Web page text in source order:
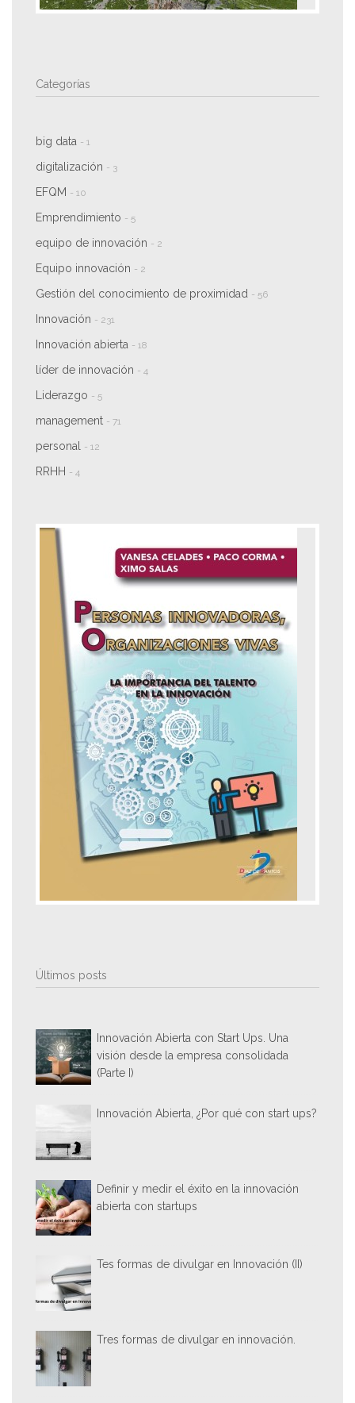
Categorías
big data - 1
digitalización - 3
EFQM - 10
Emprendimiento - 5
equipo de innovación - 2
Equipo innovación - 2
Gestión del conocimiento de proximidad - 56
Innovación - 231
Innovación abierta - 18
líder de innovación - 4
Liderazgo - 5
management - 71
personal - 12
RRHH - 4
Últimos posts
Innovación Abierta con Start Ups. Una
visión desde la empresa consolidada
(Parte I)
Innovación Abierta, ¿Por qué con start ups?
Definir y medir el éxito en la innovación
abierta con startups
Tes formas de divulgar en Innovación (II)
Tres formas de divulgar en innovación.